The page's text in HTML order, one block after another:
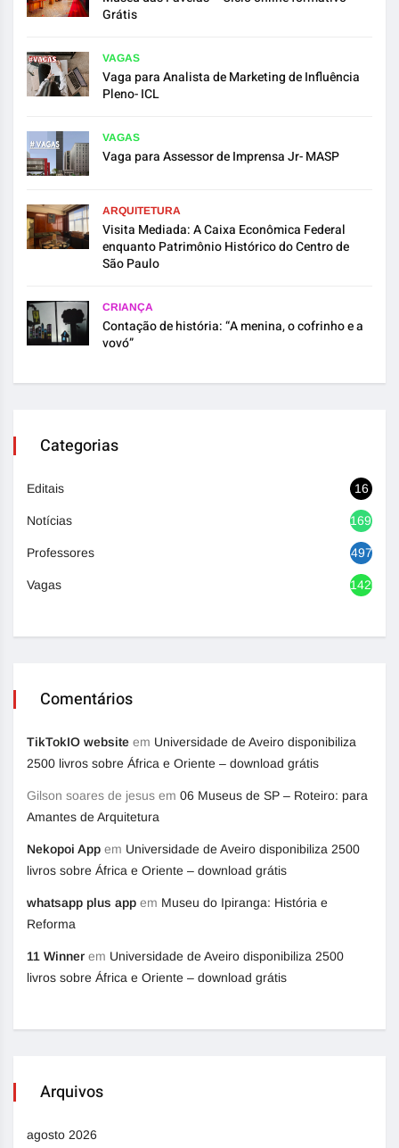
Grátis
VAGAS
Vaga para Analista de Marketing de Influência
Pleno- ICL
VAGAS
Vaga para Assessor de Imprensa Jr- MASP
ARQUITETURA
Visita Mediada: A Caixa Econômica Federal
enquanto Patrimônio Histórico do Centro de
São Paulo
CRIANÇA
Contação de história: “A menina, o cofrinho e a
vovó”
Categorias
Editais 16
Notícias 1692
Professores 497
Vagas 1420
Comentários
TikTokIO website em Universidade de Aveiro disponibiliza
2500 livros sobre África e Oriente – download grátis
Gilson soares de jesus em 06 Museus de SP – Roteiro: para
Amantes de Arquitetura
Nekopoi App em Universidade de Aveiro disponibiliza 2500
livros sobre África e Oriente – download grátis
whatsapp plus app em Museu do Ipiranga: História e
Reforma
11 Winner em Universidade de Aveiro disponibiliza 2500
livros sobre África e Oriente – download grátis
Arquivos
agosto 2026